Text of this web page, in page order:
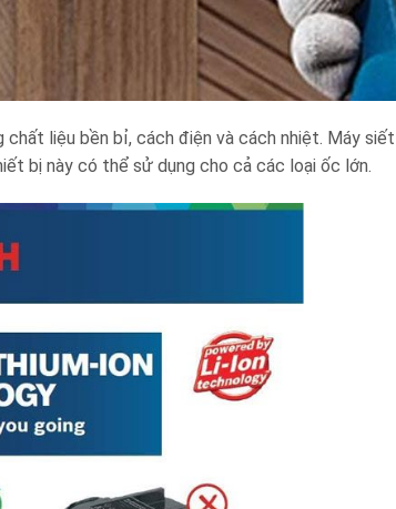
liệu bền bỉ, cách điện và cách nhiệt. Máy
bị này có thể sử dụng cho cả các loại ốc lớn.